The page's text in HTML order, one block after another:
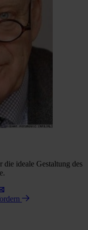
die ideale Gestaltung des